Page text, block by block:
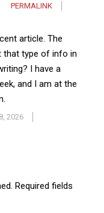
PERMALINK
article. The
that type of info in
I have a
and I am at the
2026
Required fields